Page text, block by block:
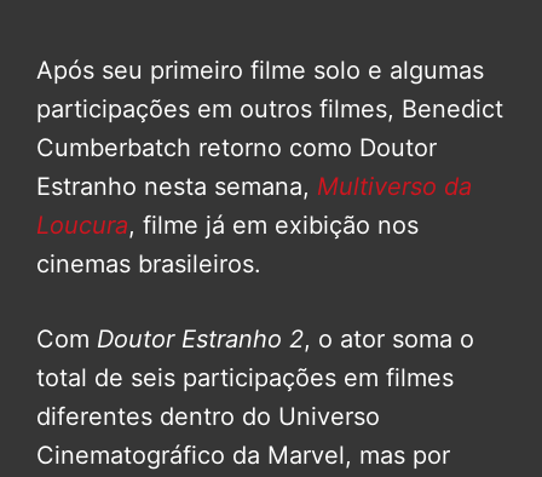
Após seu primeiro filme solo e algumas
participações em outros filmes, Benedict
Cumberbatch retorno como Doutor
Estranho nesta semana, Multiverso da
Loucura, filme já em exibição nos
cinemas brasileiros.
Com Doutor Estranho 2, o ator soma o
total de seis participações em filmes
diferentes dentro do Universo
Cinematográfico da Marvel, mas por